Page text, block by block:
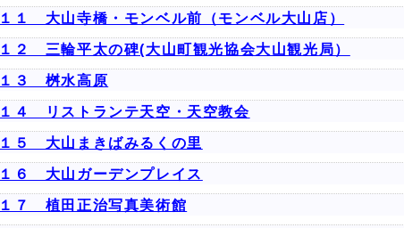
１１ 大山寺橋・モンベル前（モンベル大山店）
１２ 三輪平太の碑(大山町観光協会大山観光局）
１３ 桝水高原
１４ リストランテ天空・天空教会
１５ 大山まきばみるくの里
１６ 大山ガーデンプレイス
１７ 植田正治写真美術館